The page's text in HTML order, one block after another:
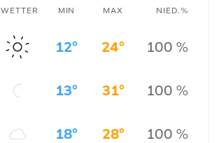
WETTER MIN MAX NIED.%
12° 24° 100 %
13° 31° 100 %
18° 28° 100 %